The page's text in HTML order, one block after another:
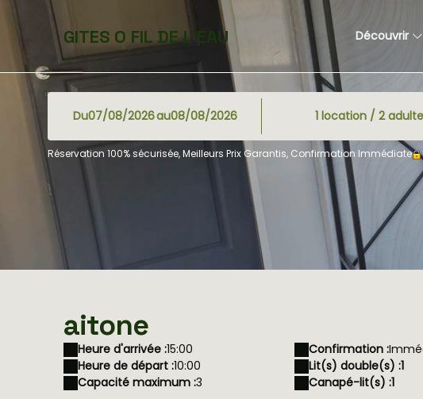
GITES O FIL DE L'EAU Découvrir
Du au 1 location / 2
Réservation 100% sécurisée, Meilleurs Prix Garantis, Confirmation Immédiate
aitone
Heure d'arrivée :15:00
Heure de départ :10:00
Capacité maximum :3
Confirmation :
Lit(s) double(s) :1
Canapé-lit(s) :1